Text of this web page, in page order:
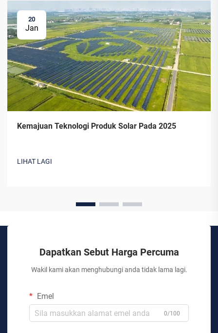
20
Jan
Kemajuan Teknologi Produk Solar Pada 2025
LIHAT LAGI
Dapatkan Sebut Harga Percuma
Wakil kami akan menghubungi anda tidak lama lagi.
Emel
0/100